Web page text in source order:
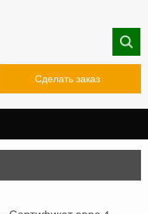
Сделать заказ